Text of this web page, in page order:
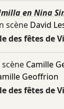
en Nina
scène David
des fêtes de
Camille
Geoffrion
des fêtes de